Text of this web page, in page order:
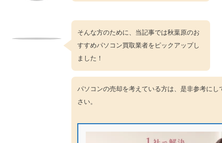
そんな方のために、当記事では秋葉原のお
すすめパソコン買取業者をピックアップし
ました！
パソコンの売却を考えている方は、是非参考にし
さい。